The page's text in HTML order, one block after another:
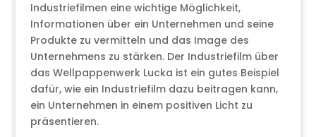
Industriefilmen eine wichtige Möglichkeit,
Informationen über ein Unternehmen und seine
Produkte zu vermitteln und das Image des
Unternehmens zu stärken. Der Industriefilm über
das Wellpappenwerk Lucka ist ein gutes Beispiel
dafür, wie ein Industriefilm dazu beitragen kann,
ein Unternehmen in einem positiven Licht zu
präsentieren.